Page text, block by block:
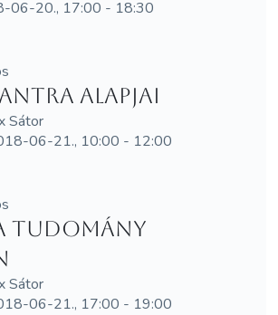
06-20., 17:00 - 18:30
alapjai
Sátor
06-21., 10:00 - 12:00
tudomány
Sátor
06-21., 17:00 - 19:00